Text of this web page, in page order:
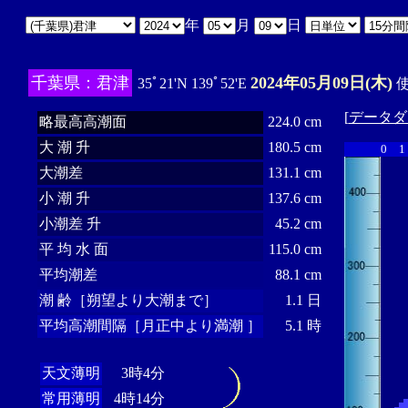
年 月 日
千葉県：君津 35ﾟ21'N 139ﾟ52'E 2024年05月09日(木)
略最高高潮面
224.0 cm
大 潮 升
180.5 cm
大潮差
131.1 cm
小 潮 升
137.6 cm
小潮差 升
45.2 cm
平 均 水 面
115.0 cm
平均潮差
88.1 cm
潮 齢［朔望より大潮まで］
1.1 日
平均高潮間隔［月正中より満潮 ］
5.1 時
天文薄明
3時4分
常用薄明
4時14分
[データ
0 1